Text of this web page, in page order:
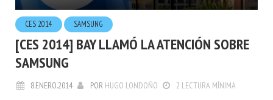
CES 2014 SAMSUNG
[CES 2014] BAY LLAMÓ LA ATENCIÓN SOBRE
SAMSUNG
8.ENERO.2014 POR HUGO LONDOÑO 2 LECTURA MÍNIMA